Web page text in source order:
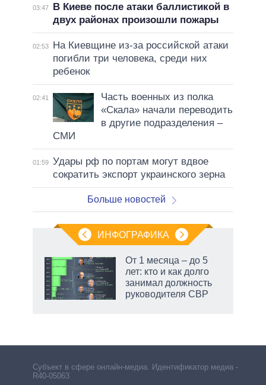
03:47
В Киеве после атаки баллистикой в
двух районах произошли пожары
02:53
На Киевщине из-за российской атаки
погибли три человека, среди них
ребенок
02:41
Часть военных из полка
«Скала» начали переводить
в другие подразделения –
СМИ
01:59 Удары рф по портам могут вдвое
сократить экспорт украинского зерна
Больше новостей
ИНФОГРАФИКА
От 1 месяца – до 5
лет: кто и как долго
занимал должность
руководителя СВР
Субъект в сфере онлайн-медиа. Идентификатор медиа –
R40-05063